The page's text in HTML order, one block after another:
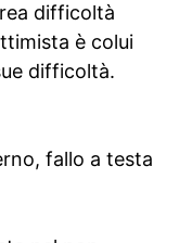
difficoltà
è colui
difficoltà.
fallo a testa